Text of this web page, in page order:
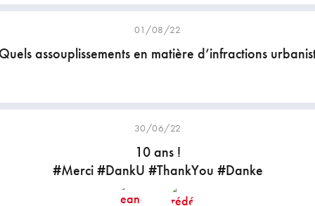
01/08/22
assouplissements en matière d’infractions
30/06/22
10 ans !
#Merci #DankU #ThankYou #Danke